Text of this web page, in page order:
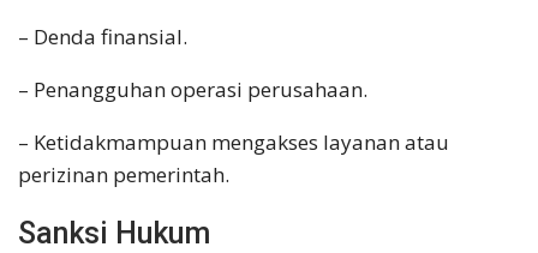
– Denda finansial.
– Penangguhan operasi perusahaan.
– Ketidakmampuan mengakses layanan atau
perizinan pemerintah.
Sanksi Hukum